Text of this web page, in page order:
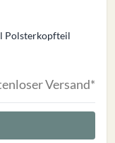
Polsterkopfteil
Versand*